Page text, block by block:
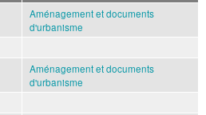
Aménagement et documents
d'urbanisme
Aménagement et documents
d'urbanisme